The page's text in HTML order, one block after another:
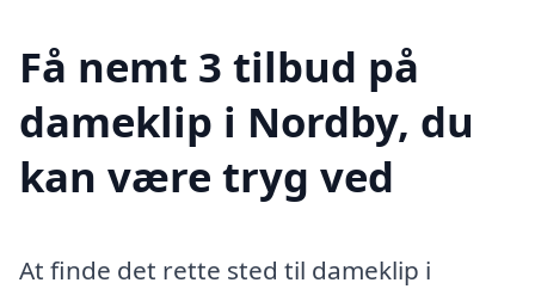
Få nemt 3 tilbud på
dameklip i Nordby, du
kan være tryg ved
At finde det rette sted til dameklip i